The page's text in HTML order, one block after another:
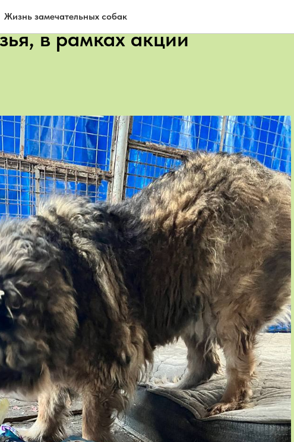
Жизнь замечательных собак
порция подарков от
в рамках акции